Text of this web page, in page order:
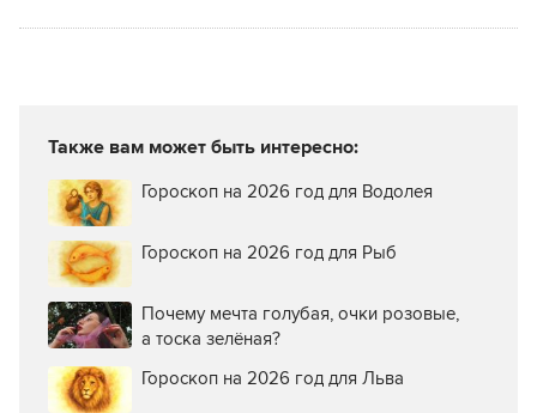
удовольствие
Также вам может быть интересно:
Гороскоп на 2026 год для Водолея
Гороскоп на 2026 год для Рыб
Почему мечта голубая, очки розовые,
а тоска зелёная?
Гороскоп на 2026 год для Льва